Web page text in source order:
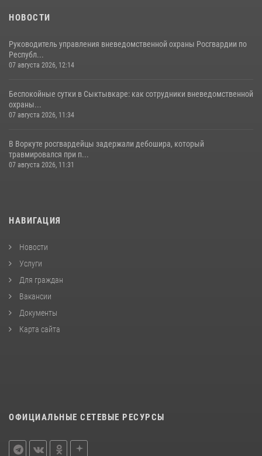
НОВОСТИ
Руководитель управления вневедомственной охраны Росгвардии по
Республ...
07 августа 2026, 12:14
Беспокойные сутки в Сыктывкаре: как сотрудники вневедомственной
охраны...
07 августа 2026, 11:34
В Воркуте росгвардейцы задержали дебошира, который
травмировался при п...
07 августа 2026, 11:31
НАВИГАЦИЯ
Новости
Услуги
Для граждан
Вакансии
Документы
Карта сайта
ОФИЦИАЛЬНЫЕ СЕТЕВЫЕ РЕСУРСЫ